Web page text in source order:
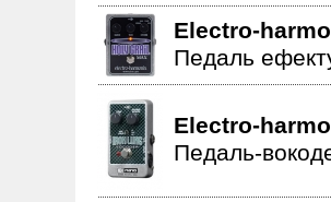
Electro-
Педаль
Electro-
Педаль-